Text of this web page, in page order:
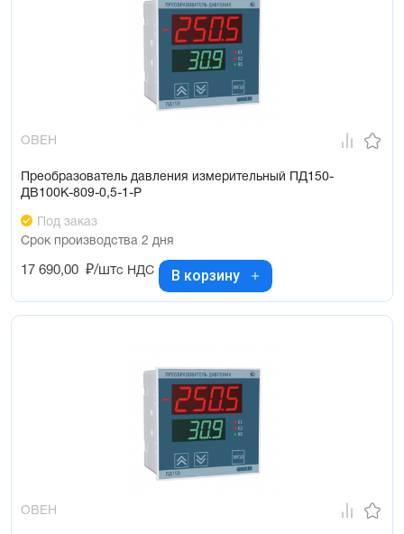
ОВЕН
Преобразователь давления измерительный ПД150-
ДВ100К-809-0,5-1-Р
Под заказ
Срок производства 2 дня
17 690,00 ₽/штс НДС В корзину
ОВЕН